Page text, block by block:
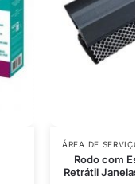
ÁREA DE
Rodo com
Retrátil